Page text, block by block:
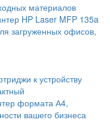
материалов
HP Laser MFP 135a
загруженных офисов,
к устройству
формата А4,
вашего бизнеса